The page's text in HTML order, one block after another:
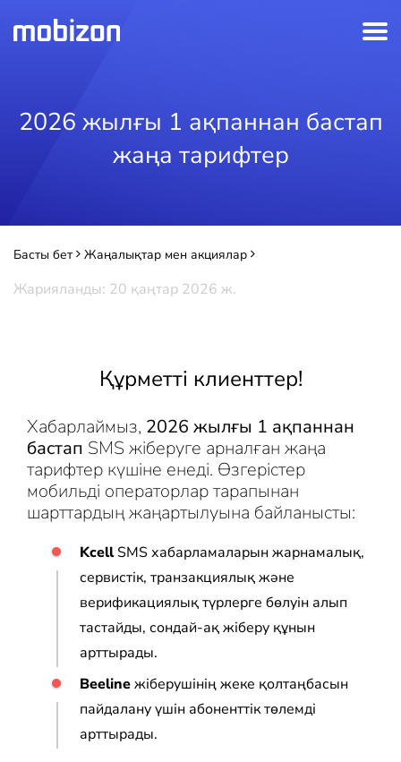
Басты бет
Жаңалықтар мен акциялар
2026 жылғы 1 ақпаннан бастап
жаңа тарифтер
Жарияланды: 20 қаңтар 2026 ж.
Құрметті клиенттер!
Хабарлаймыз, 2026 жылғы 1 ақпаннан
бастап SMS жіберуге арналған жаңа
тарифтер күшіне енеді. Өзгерістер
мобильді операторлар тарапынан
шарттардың жаңартылуына байланысты:
KcellSMS хабарламаларын жарнамалық,
сервистік, транзакциялық және
верификациялық түрлерге бөлуін алып
тастайды, сондай-ақ жіберу құнын
арттырады.
Beelineжіберушінің жеке қолтаңбасын
пайдалану үшін абоненттік төлемді
арттырады.